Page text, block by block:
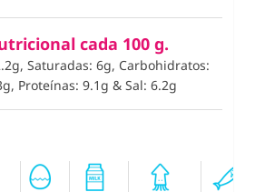
cada 100 g.
Saturadas: 6g, Carbohidratos:
Proteínas: 9.1g & Sal: 6.2g